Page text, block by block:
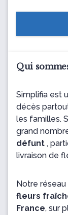
Qui
Simplifia est
décès
les familles.
grand
défunt ,
livraison de
Notre
fleurs
France, sur